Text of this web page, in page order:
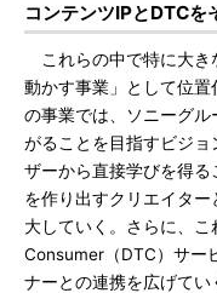
コンテンツIPとDTCを
これらの中で特に大き
動かす事業」として位
の事業では、ソニーグ
がることを目指すビジ
ザーから直接学びを得
を作り出すクリエイタ
大していく。さらに、
Consumer（DTC）サー
ナーとの連携を広げてい